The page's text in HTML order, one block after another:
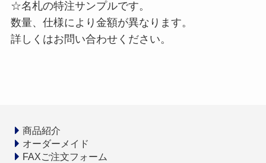
☆名札の特注サンプルです。
数量、仕様により金額が異なります。
詳しくはお問い合わせください。
商品紹介
オーダーメイド
FAXご注文フォーム